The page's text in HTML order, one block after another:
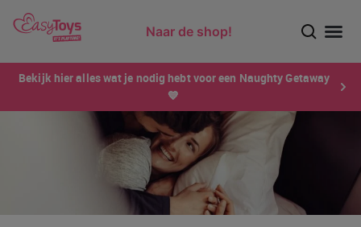
Naar de shop!
Bekijk hier alles wat je nodig hebt voor een Naughty Getaway
💙